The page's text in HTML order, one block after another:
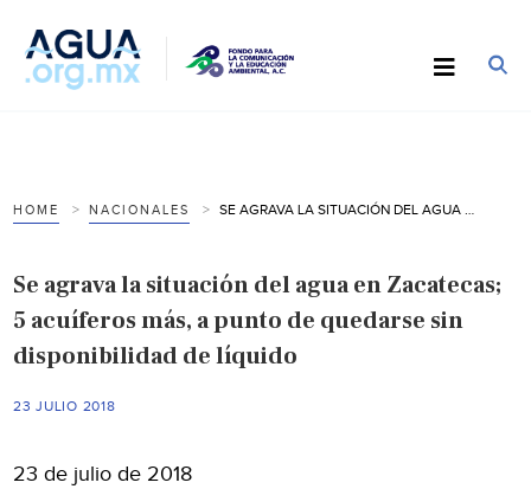
HOME NACIONALES
Se agrava la situación del agua en Zacatecas;
5 acuíferos más, a punto de quedarse sin
disponibilidad de líquido
23 JULIO 2018
23 de julio de 2018